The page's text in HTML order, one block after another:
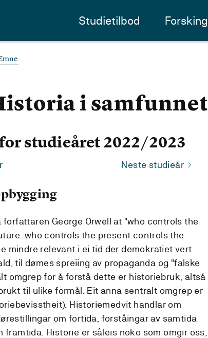
Studietilbod Forsking
i samfunnet
studieåret 2022/2023
Neste studieår
forfattaren George Orwell at "who controls the
who controls the present controls the
mindre relevant i ei tid der demokratiet vert
til dømes spreiing av propaganda og "falske
omgrep for å forstå dette er historiebruk, altså
til ulike formål. Eit anna sentralt omgrep er
Historiemedvit handlar om
om fortida, forståingar av samtida
framtida. Historie er såleis noko som omgir oss,